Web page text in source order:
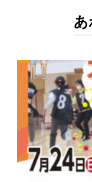
あ